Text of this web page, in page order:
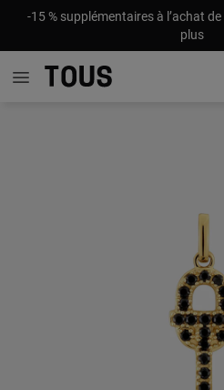
-15 % supplémentaires à l’achat
plus